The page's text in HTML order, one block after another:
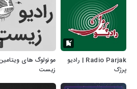
Radio Parjak | رادیو
پرژک
مونولوگ های
زیست